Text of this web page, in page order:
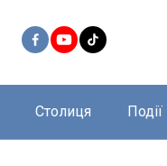
Столиця Події